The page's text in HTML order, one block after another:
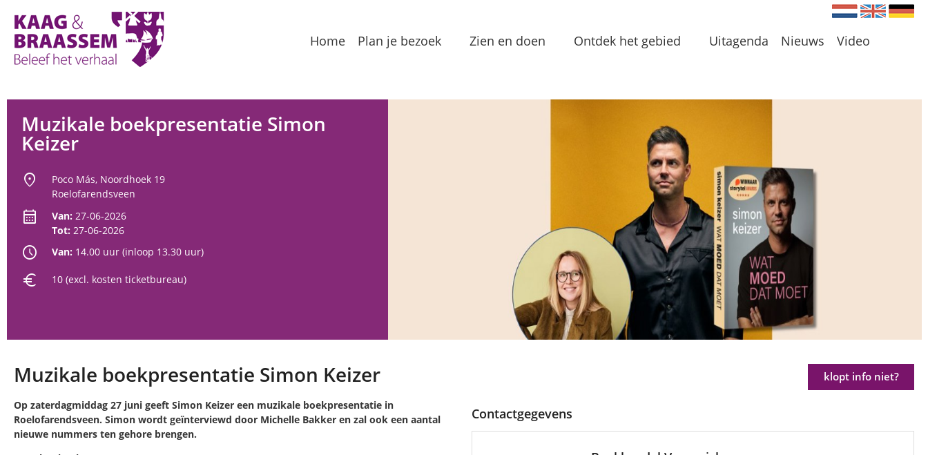
Nederlands
Engels
Home Plan je bezoek Zien en doen
Streekproducten
Vermaak
Waterrecreatie
Ontdek het gebied
In de omgeving
Lokale initiatieven
Uitagenda Nieuws Video
Muzikale boekpresentatie Simon
Keizer
location_on
Poco Más, Noordhoek 19
Roelofarendsveen
calendar_month Van: 27-06-2026
Tot: 27-06-2026
schedule Van: 14.00 uur (inloop 13.30 uur)
euro 10 (excl. kosten ticketbureau)
Muzikale boekpresentatie Simon Keizer
Op zaterdagmiddag 27 juni geeft Simon Keizer een muzikale boekpresentatie in
Roelofarendsveen. Simon wordt geïnterviewd door Michelle Bakker en zal ook een aantal
nieuwe nummers ten gehore brengen.
klopt info niet?
Contactgegevens